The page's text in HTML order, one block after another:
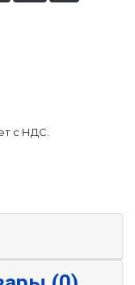
с НДС.